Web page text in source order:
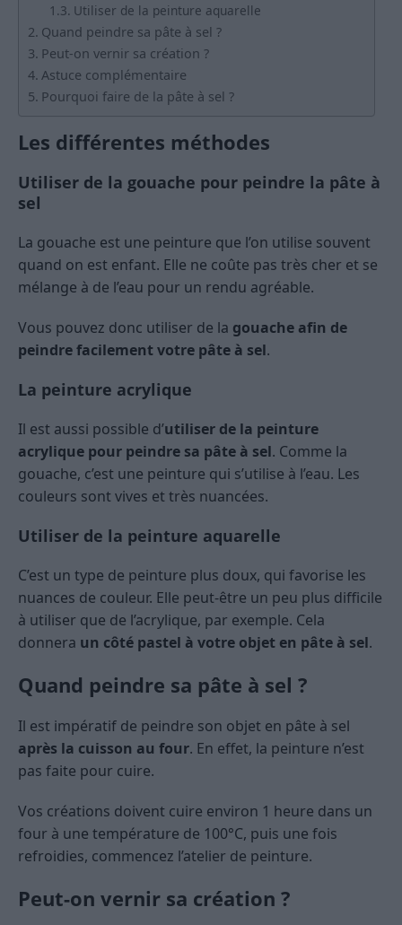
Utiliser de la peinture aquarelle
Quand peindre sa pâte à sel ?
Peut-on vernir sa création ?
Astuce complémentaire
Pourquoi faire de la pâte à sel ?
Les différentes méthodes
Utiliser de la gouache pour peindre la pâte à
sel
La gouache est une peinture que l’on utilise souvent
quand on est enfant. Elle ne coûte pas très cher et se
mélange à de l’eau pour un rendu agréable.
Vous pouvez donc utiliser de la gouache afin de
peindre facilement votre pâte à sel.
La peinture acrylique
Il est aussi possible d’utiliser de la peinture
acrylique pour peindre sa pâte à sel. Comme la
gouache, c’est une peinture qui s’utilise à l’eau. Les
couleurs sont vives et très nuancées.
Utiliser de la peinture aquarelle
C’est un type de peinture plus doux, qui favorise les
nuances de couleur. Elle peut-être un peu plus difficile
à utiliser que de l’acrylique, par exemple. Cela
donnera un côté pastel à votre objet en pâte à sel.
Quand peindre sa pâte à sel ?
Il est impératif de peindre son objet en pâte à sel
après la cuisson au four. En effet, la peinture n’est
pas faite pour cuire.
Vos créations doivent cuire environ 1 heure dans un
four à une température de 100°C, puis une fois
refroidies, commencez l’atelier de peinture.
Peut-on vernir sa création ?